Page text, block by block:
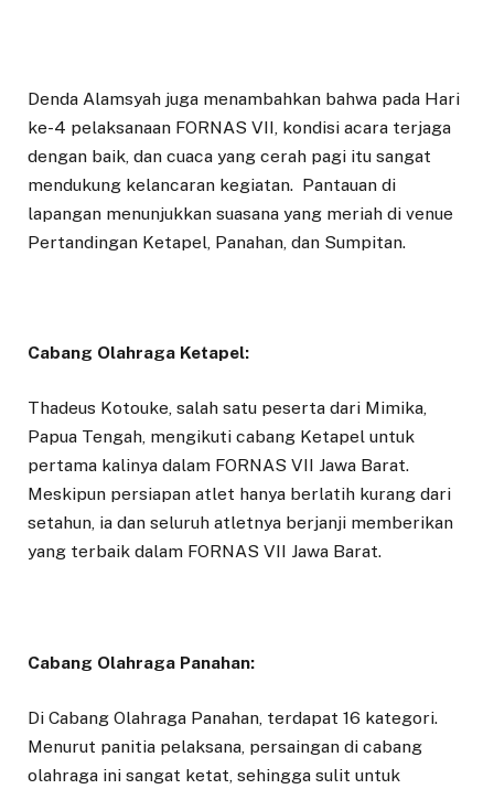
Denda Alamsyah juga menambahkan bahwa pada Hari
ke-4 pelaksanaan FORNAS VII, kondisi acara terjaga
dengan baik, dan cuaca yang cerah pagi itu sangat
mendukung kelancaran kegiatan. Pantauan di
lapangan menunjukkan suasana yang meriah di venue
Pertandingan Ketapel, Panahan, dan Sumpitan.
Cabang Olahraga Ketapel:
Thadeus Kotouke, salah satu peserta dari Mimika,
Papua Tengah, mengikuti cabang Ketapel untuk
pertama kalinya dalam FORNAS VII Jawa Barat.
Meskipun persiapan atlet hanya berlatih kurang dari
setahun, ia dan seluruh atletnya berjanji memberikan
yang terbaik dalam FORNAS VII Jawa Barat.
Cabang Olahraga Panahan:
Di Cabang Olahraga Panahan, terdapat 16 kategori.
Menurut panitia pelaksana, persaingan di cabang
olahraga ini sangat ketat, sehingga sulit untuk